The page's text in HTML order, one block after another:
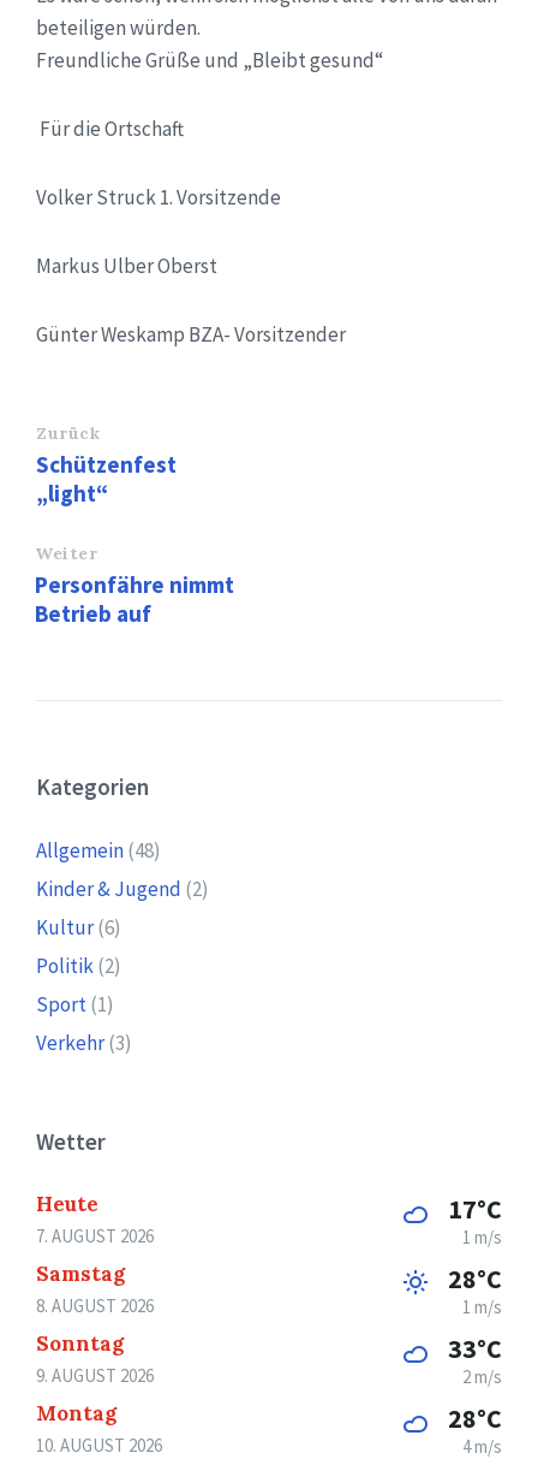
beteiligen würden.
Freundliche Grüße und „Bleibt gesund“
Für die Ortschaft
Volker Struck 1. Vorsitzende
Markus Ulber Oberst
Günter Weskamp BZA- Vorsitzender
Zurück
Schützenfest
„light“
Weiter
Personfähre nimmt
Betrieb auf
Kategorien
Allgemein(48)
Kinder & Jugend (2)
Kultur(6)
Politik(2)
Sport(1)
Verkehr(3)
Wetter
Heute
7. AUGUST 2026
17°C
1 m/s
Samstag
8. AUGUST 2026
28°C
1 m/s
Sonntag
9. AUGUST 2026
33°C
2 m/s
Montag
10. AUGUST 2026
28°C
4 m/s